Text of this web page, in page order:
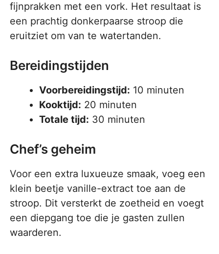
fijnprakken met een vork. Het resultaat is
een prachtig donkerpaarse stroop die
eruitziet om van te watertanden.
Bereidingstijden
Voorbereidingstijd: 10 minuten
Kooktijd: 20 minuten
Totale tijd: 30 minuten
Chef’s geheim
Voor een extra luxueuze smaak, voeg een
klein beetje vanille-extract toe aan de
stroop. Dit versterkt de zoetheid en voegt
een diepgang toe die je gasten zullen
waarderen.